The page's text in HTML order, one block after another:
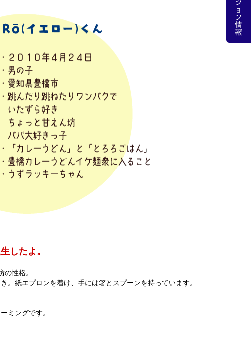
したよ。
性格。
紙エプロンを着け、手には箸とスプーンを持っています。
ミングです。